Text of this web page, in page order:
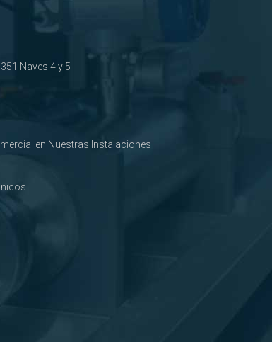
Naves 4 y 5
en Nuestras Instalaciones